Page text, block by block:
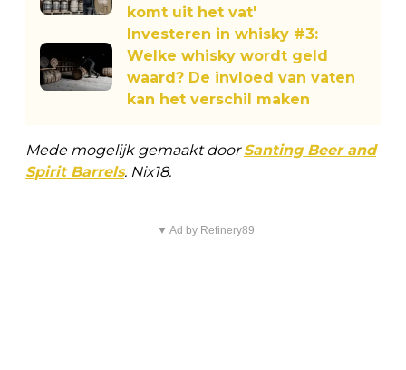
komt uit het vat'
Investeren in whisky #3:
Welke whisky wordt geld
waard? De invloed van vaten
kan het verschil maken
Mede mogelijk gemaakt doorSanting Beer and
Spirit Barrels. Nix18.
▼ Ad by Refinery89